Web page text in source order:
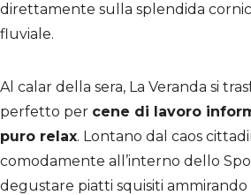
direttamente sulla splendida
fluviale.
Al calar della sera, La Veranda si
perfetto per cene di lavoro
puro relax. Lontano dal caos
comodamente all’interno dello
degustare piatti squisiti